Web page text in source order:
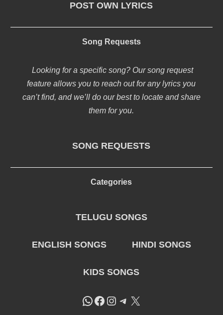
POST OWN LYRICS
Song Requests
Looking for a specific song? Our song request
feature allows you to reach out for any lyrics you
can’t find, and we’ll do our best to locate and share
them for you.
SONG REQUESTS
Categories
TELUGU SONGS
ENGLISH SONGS HINDI SONGS
KIDS SONGS
WhatsApp
Facebook
Instagram
Telegram
X